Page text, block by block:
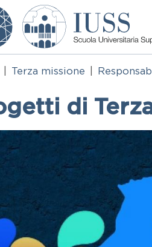
principale
Terza missione
di